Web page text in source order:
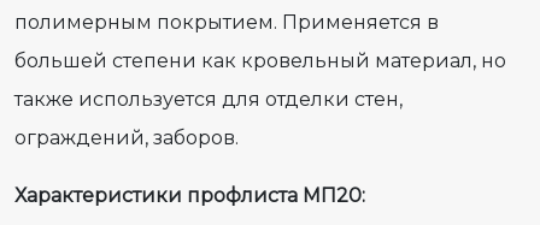
полимерным покрытием. Применяется в
большей степени как кровельный материал, но
также используется для отделки стен,
ограждений, заборов.
Характеристики профлиста МП20: